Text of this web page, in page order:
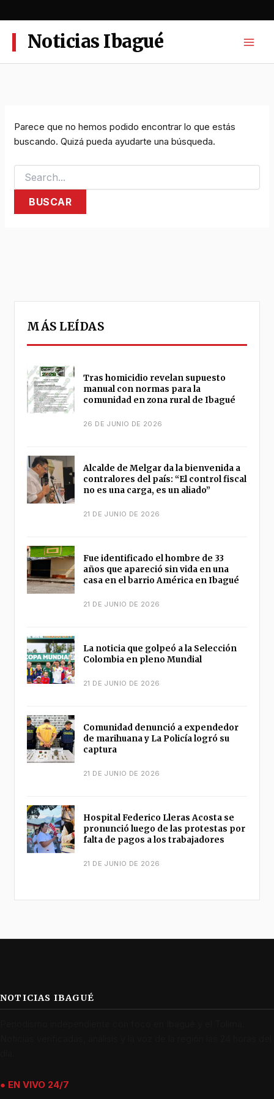
al
contenidoNoticias Ibagué
Parece que no hemos podido encontrar lo que estás
buscando. Quizá pueda ayudarte una búsqueda.
por:
MÁS LEÍDAS
Tras homicidio revelan supuesto
manual con normas para la
comunidad en zona rural de Ibagué
26 DE JUNIO DE 2026
Alcalde de Melgar da la bienvenida a
contralores del país: “El control fiscal
no es una carga, es un aliado”
21 DE JUNIO DE 2026
Fue identificado el hombre de 33
años que apareció sin vida en una
casa en el barrio América en Ibagué
21 DE JUNIO DE 2026
La noticia que golpeó a la Selección
Colombia en pleno Mundial
21 DE JUNIO DE 2026
Comunidad denunció a expendedor
de marihuana y La Policía logró su
captura
21 DE JUNIO DE 2026
Hospital Federico Lleras Acosta se
pronunció luego de las protestas por
falta de pagos a los trabajadores
21 DE JUNIO DE 2026
NOTICIAS IBAGUÉ
● EN VIVO 24/7